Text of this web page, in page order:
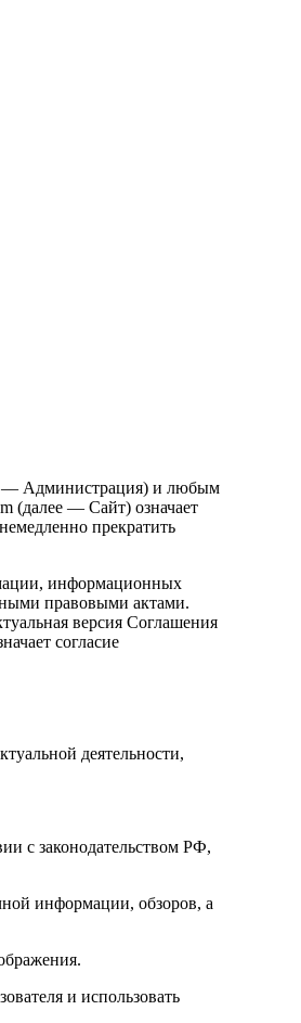
— Администрация) и любым
(далее — Сайт) означает
прекратить
информационных
правовыми актами.
версия Соглашения
согласие
деятельности,
с законодательством РФ,
информации, обзоров, а
и использовать